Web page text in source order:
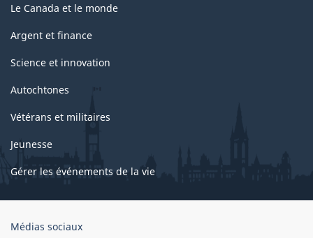
Le Canada et le monde
Argent et finance
Science et innovation
Autochtones
Vétérans et militaires
Jeunesse
Gérer les événements de la vie
Organisation
Médias sociaux